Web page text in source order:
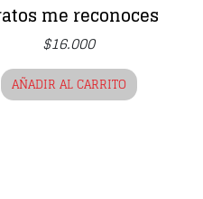
me reconoces
$16.000
AÑADIR AL CARRITO